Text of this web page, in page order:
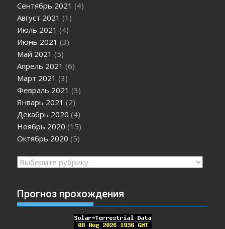
Сентябрь 2021 (4)
Август 2021 (1)
Июль 2021 (4)
Июнь 2021 (3)
Май 2021 (5)
Апрель 2021 (6)
Март 2021 (3)
Февраль 2021 (3)
Январь 2021 (2)
Декабрь 2020 (4)
Ноябрь 2020 (15)
Октябрь 2020 (5)
Рубрики
Прогноз прохождения